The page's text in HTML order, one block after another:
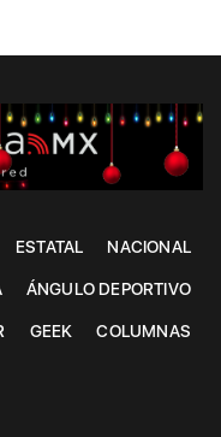
ESTATAL NACIONAL
ÁNGULO DEPORTIVO
GEEK COLUMNAS